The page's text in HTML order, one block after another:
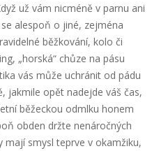
už vám nicméně v parnu ani
alespoň o jiné, zejména
běžkování, kolo či
„horská“ chůze na pásu
vás může uchránit od pádu
jakmile opět nadejde váš čas,
běžeckou odmlku honem
obden držte nenáročných
mají smysl teprve v okamžiku,